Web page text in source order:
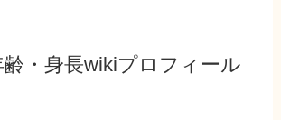
・身長wikiプロフィール